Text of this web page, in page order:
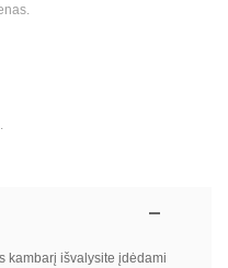
kambarį išvalysite įdėdami